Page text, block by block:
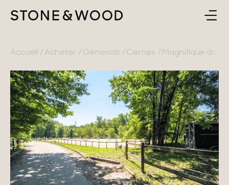
ESTIMER & VENDRE
L'AGENCE
CONTACT
FR
France
Lac d'Annecy
Genevois
Pays de Gex
Montagne
Accueil Acheter Genevois Cernex Magnifique